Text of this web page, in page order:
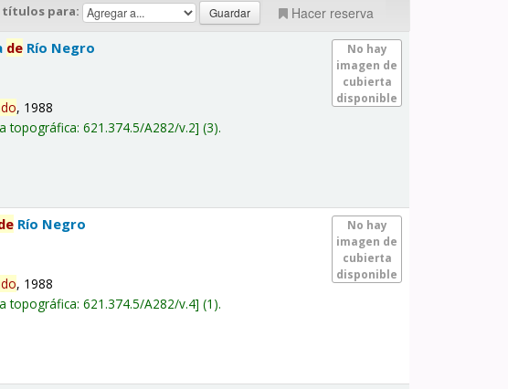
títulos para: Hacer reserva
No hay
imagen de
cubierta
disponible
de Río Negro
, 1988
topográfica:621.374.5/A282/v.2 (3).
No hay
imagen de
cubierta
disponible
Río Negro
, 1988
topográfica:621.374.5/A282/v.4 (1).